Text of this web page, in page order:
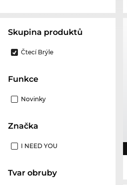
Skupina produktů
Čtecí Brýle
Funkce
Novinky
Značka
I NEED YOU
Tvar obruby